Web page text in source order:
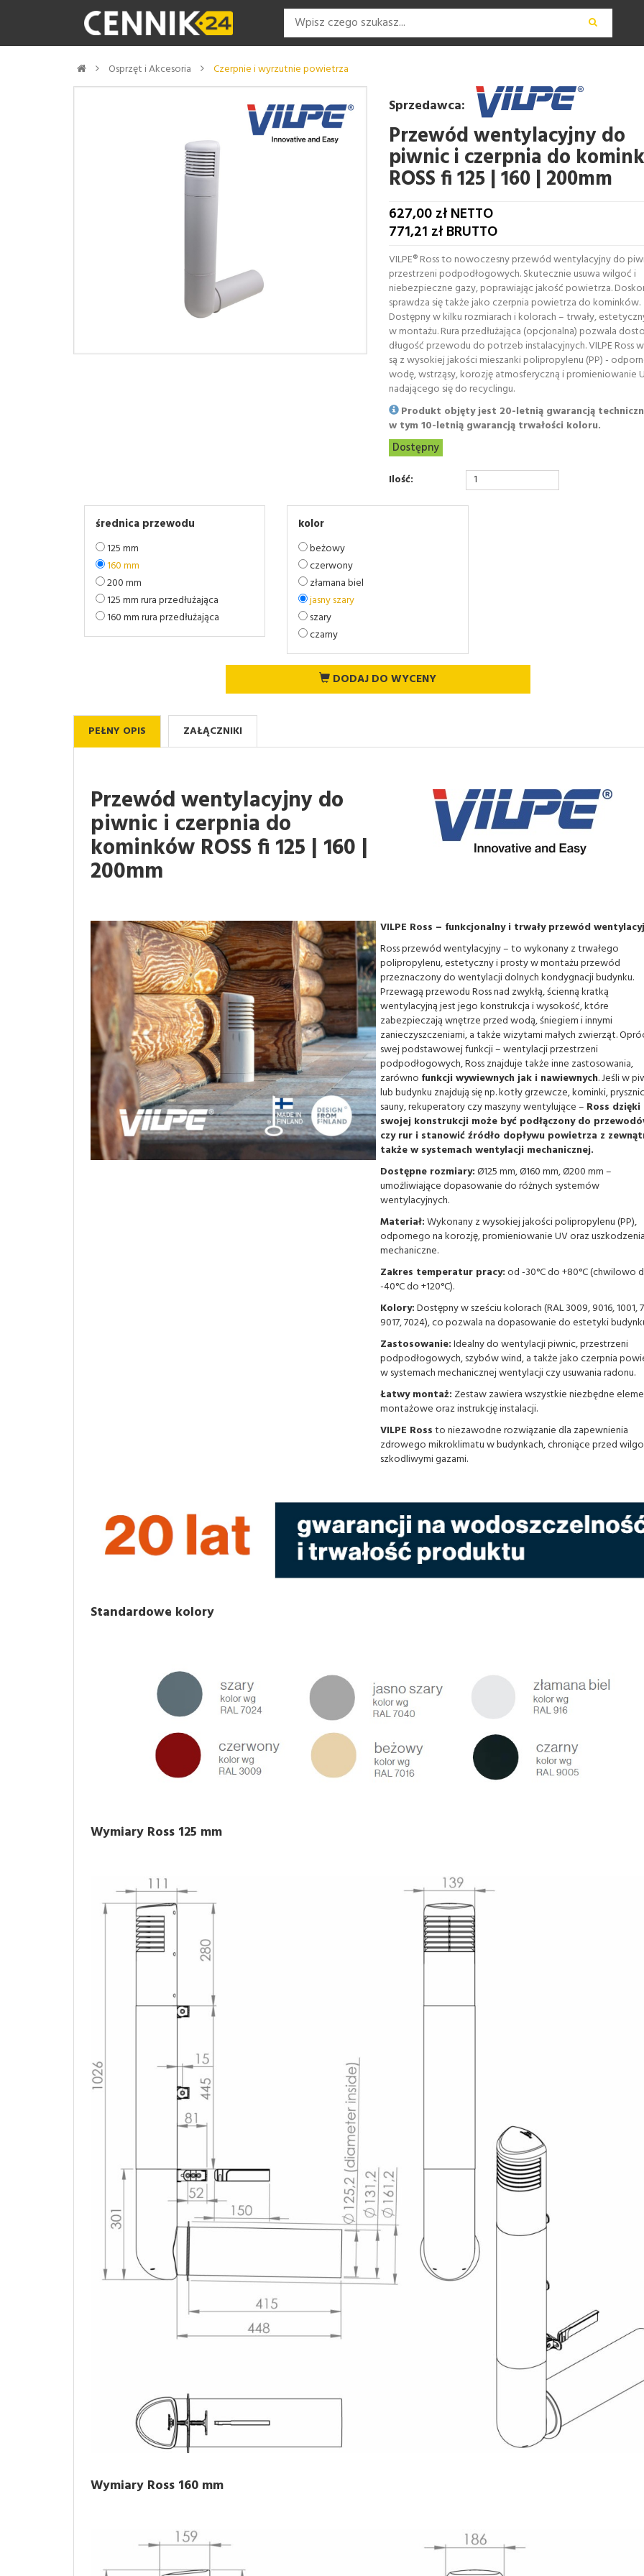
Osprzęt i Akcesoria Czerpnie i wyrzutnie powietrza
Sprzedawca:
Przewód wentylacyjny do
piwnic i czerpnia do
ROSS fi 125 | 160 | 200mm
627,00zł NETTO
771,21 zł BRUTTO
VILPE® Ross to nowoczesny przewód wentylacyjny do
przestrzeni podpodłogowych. Skutecznie usuwa wilgoć i
niebezpieczne gazy, poprawiając jakość powietrza.
sprawdza się także jako czerpnia powietrza do kominków.
Dostępny w kilku rozmiarach i kolorach – trwały,
w montażu. Rura przedłużająca (opcjonalna) pozwala
długość przewodu do potrzeb instalacyjnych. VILPE Ross
są z wysokiej jakości mieszanki polipropylenu (PP) -
wodę, wstrząsy, korozję atmosferyczną i promieniowanie
nadającego się do recyclingu.
Produkt objęty jest 20-letnią gwarancją
w tym 10-letnią gwarancją trwałości koloru.
Dostępny
Ilość:
średnica przewodu
125 mm
160 mm
200 mm
125 mm rura przedłużająca
160 mm rura przedłużająca
kolor
beżowy
czerwony
złamana biel
jasny szary
szary
czarny
DODAJ DO WYCENY
PEŁNY OPIS ZAŁĄCZNIKI
Przewód wentylacyjny do
piwnic i czerpnia do
kominków ROSS fi 125 | 160 |
200mm
VILPE Ross – funkcjonalny i trwały przewód
Ross przewód wentylacyjny – to wykonany z trwałego
polipropylenu, estetyczny i prosty w montażu przewód
przeznaczony do wentylacji dolnych kondygnacji budynku.
Przewagą przewodu Ross nad zwykłą, ścienną kratką
wentylacyjną jest jego konstrukcja i wysokość, które
zabezpieczają wnętrze przed wodą, śniegiem i innymi
zanieczyszczeniami, a także wizytami małych zwierząt.
swej podstawowej funkcji – wentylacji przestrzeni
podpodłogowych, Ross znajduje także inne zastosowania,
zarówno funkcji wywiewnych jak i nawiewnych. Jeśli w
lub budynku znajdują się np. kotły grzewcze, kominki,
sauny, rekuperatory czy maszyny wentylujące – Ross dzięki
swojej konstrukcji może być podłączony do
czy rur i stanowić źródło dopływu powietrza z
także w systemach wentylacji mechanicznej.
Dostępne rozmiary:Ø125 mm, Ø160 mm, Ø200 mm –
umożliwiające dopasowanie do różnych systemów
wentylacyjnych.
Materiał:Wykonany z wysokiej jakości polipropylenu (PP),
odpornego na korozję, promieniowanie UV oraz
mechaniczne.
Zakres temperatur pracy:od -30°C do +80°C (chwilowo
-40°C do +120°C).
Kolory:Dostępny w sześciu kolorach (RAL 3009, 9016, 1001,
9017, 7024), co pozwala na dopasowanie do estetyki
Zastosowanie:Idealny do wentylacji piwnic, przestrzeni
podpodłogowych, szybów wind, a także jako czerpnia
w systemach mechanicznej wentylacji czy usuwania radonu.
Łatwy montaż: Zestaw zawiera wszystkie niezbędne
montażowe oraz instrukcję instalacji.
VILPE Rossto niezawodne rozwiązanie dla zapewnienia
zdrowego mikroklimatu w budynkach, chroniące przed
szkodliwymi gazami.
Standardowe kolory
Wymiary Ross 125 mm
Wymiary Ross 160 mm